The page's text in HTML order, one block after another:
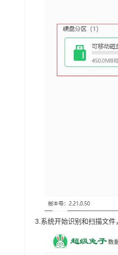
3. 系统开始识别和扫描文件